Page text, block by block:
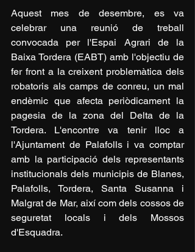
Aquest mes de desembre, es va
celebrar una reunió de treball
convocada per l'Espai Agrari de la
Baixa Tordera (EABT) amb l'objectiu de
fer front a la creixent problemàtica dels
robatoris als camps de conreu, un mal
endèmic que afecta periòdicament la
pagesia de la zona del Delta de la
Tordera. L'encontre va tenir lloc a
l'Ajuntament de Palafolls i va comptar
amb la participació dels representants
institucionals dels municipis de Blanes,
Palafolls, Tordera, Santa Susanna i
Malgrat de Mar, així com dels cossos de
seguretat locals i dels Mossos
d'Esquadra.